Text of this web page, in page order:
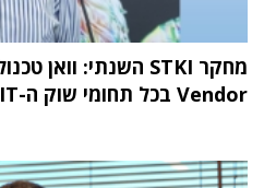
Vendor בכל תחומי שוק ה-IT